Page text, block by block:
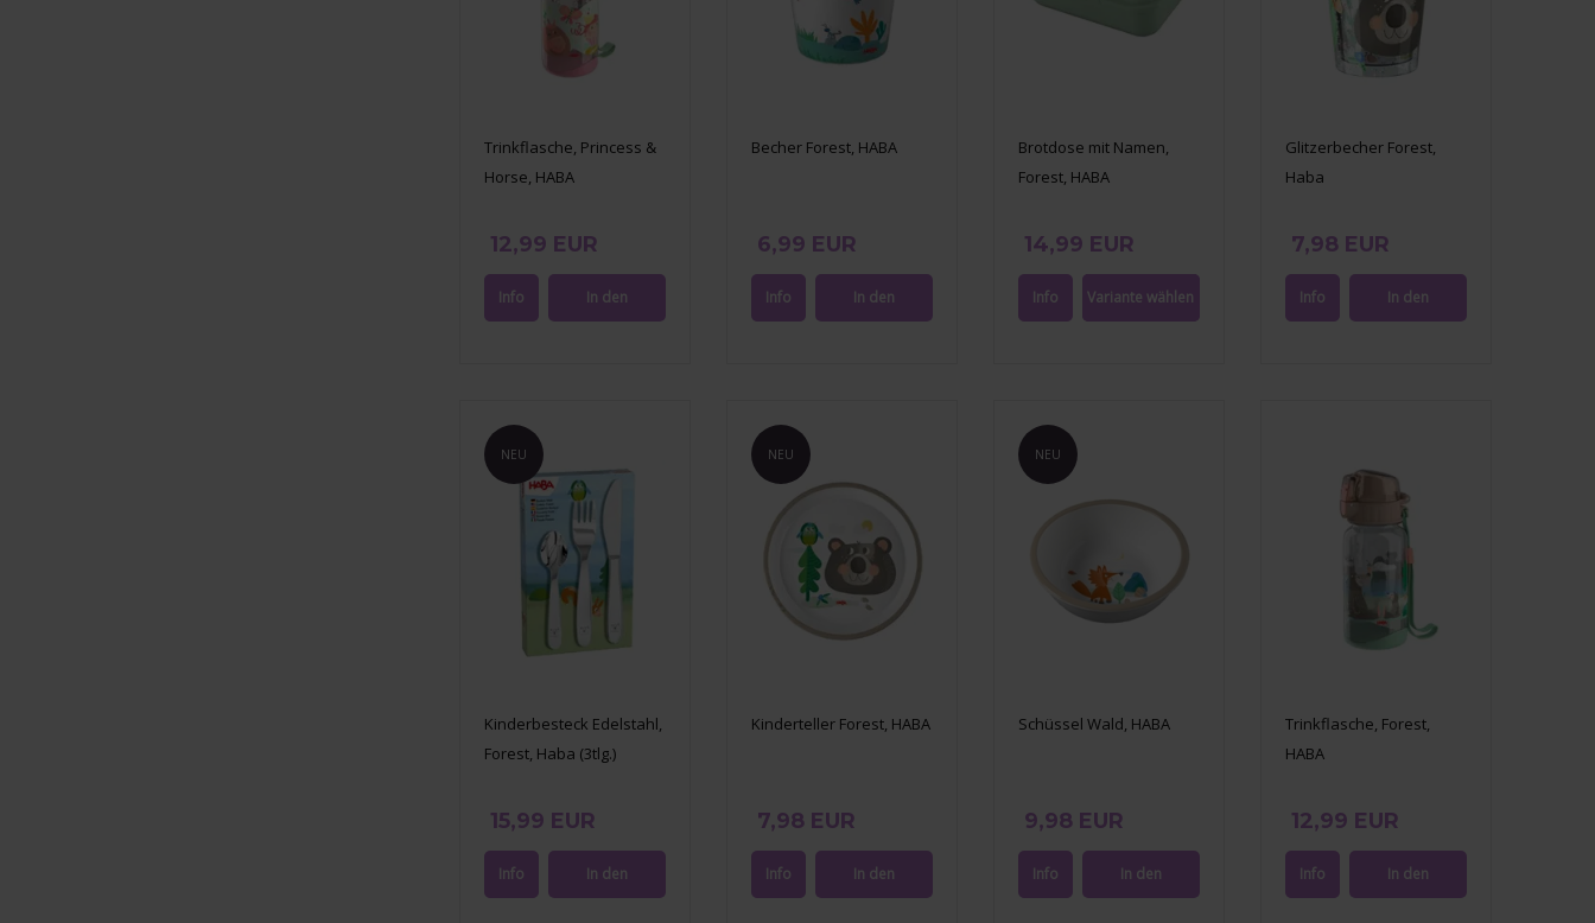
Trinkflasche, Princess &
Horse, HABA
12,99 EUR
Becher Forest, HABA
6,99 EUR
Brotdose mit Namen,
Forest, HABA
14,99 EUR
Glitzerbecher Forest,
Haba
7,98 EUR
NEU
Kinderbesteck Edelstahl,
Forest, Haba (3tlg.)
15,99 EUR
NEU
Kinderteller Forest, HABA
7,98 EUR
NEU
Schüssel Wald, HABA
9,98 EUR
Trinkflasche, Forest,
HABA
12,99 EUR